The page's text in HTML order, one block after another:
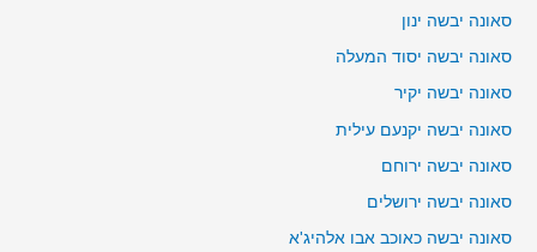
סאונה יבשה ינון
סאונה יבשה יסוד המעלה
סאונה יבשה יקיר
סאונה יבשה יקנעם עילית
סאונה יבשה ירוחם
סאונה יבשה ירושלים
סאונה יבשה כאוכב אבו אלהיג'א